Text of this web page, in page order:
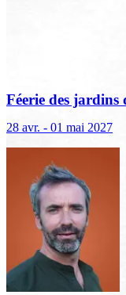
Féerie des
28 avr. - 01 mai 2027